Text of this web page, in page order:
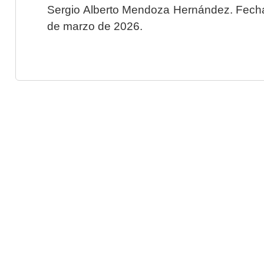
Sergio Alberto Mendoza Hernández.
de marzo de 2026.